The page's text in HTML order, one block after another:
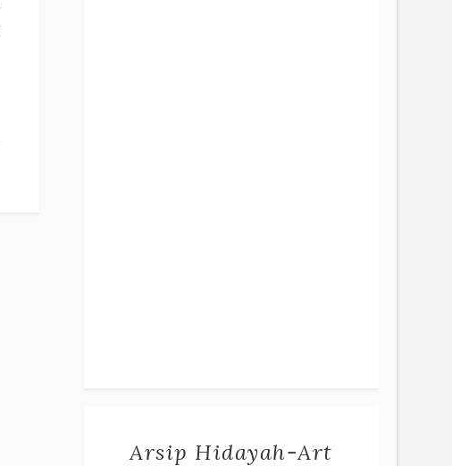
Arsip Hidayah-Art